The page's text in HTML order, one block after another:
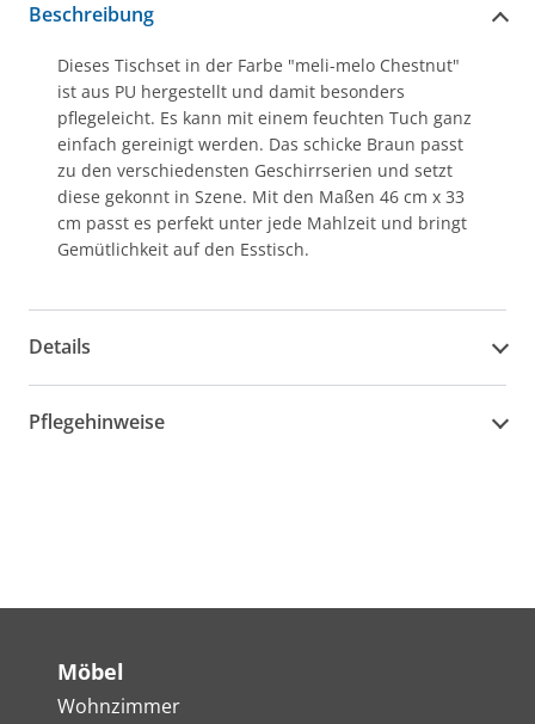
Beschreibung
Dieses Tischset in der Farbe "meli-melo Chestnut"
ist aus PU hergestellt und damit besonders
pflegeleicht. Es kann mit einem feuchten Tuch ganz
einfach gereinigt werden. Das schicke Braun passt
zu den verschiedensten Geschirrserien und setzt
diese gekonnt in Szene. Mit den Maßen 46 cm x 33
cm passt es perfekt unter jede Mahlzeit und bringt
Gemütlichkeit auf den Esstisch.
Details
Pflegehinweise
Möbel
Wohnzimmer